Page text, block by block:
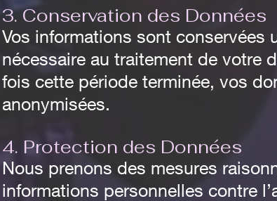
3. Conservation des Données
Vos informations sont conservées
nécessaire au traitement de votre
fois cette période terminée, vos
anonymisées.
4. Protection des Données
Nous prenons des mesures
informations personnelles contre